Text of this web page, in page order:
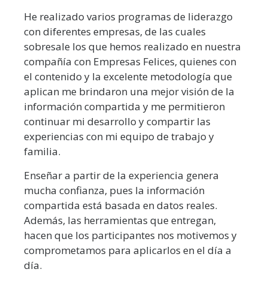
He realizado varios programas de liderazgo
con diferentes empresas, de las cuales
sobresale los que hemos realizado en nuestra
compañía con Empresas Felices, quienes con
el contenido y la excelente metodología que
aplican me brindaron una mejor visión de la
información compartida y me permitieron
continuar mi desarrollo y compartir las
experiencias con mi equipo de trabajo y
familia.
Enseñar a partir de la experiencia genera
mucha confianza, pues la información
compartida está basada en datos reales.
Además, las herramientas que entregan,
hacen que los participantes nos motivemos y
comprometamos para aplicarlos en el día a
día.